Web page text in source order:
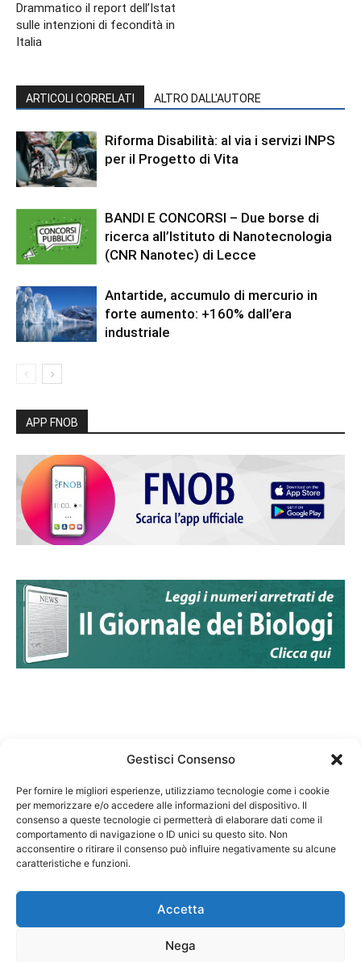
Gestisci Consenso
Per fornire le migliori esperienze, utilizziamo tecnologie come i cookie
per memorizzare e/o accedere alle informazioni del dispositivo. Il
consenso a queste tecnologie ci permetterà di elaborare dati come il
comportamento di navigazione o ID unici su questo sito. Non
acconsentire o ritirare il consenso può influire negativamente su alcune
caratteristiche e funzioni.
Accetta
Nega
Drammatico il report dell’Istat
sulle intenzioni di fecondità in
Italia
ARTICOLI CORRELATI ALTRO DALL'AUTORE
Riforma Disabilità: al via i servizi INPS
per il Progetto di Vita
BANDI E CONCORSI – Due borse di
ricerca all’Istituto di Nanotecnologia
(CNR Nanotec) di Lecce
Antartide, accumulo di mercurio in
forte aumento: +160% dall’era
industriale
APP FNOB
Federazione Nazionale Degli Ordini dei Biologi:
codice fiscale 80069130583
Responsabile sito internet www.fnob.it: